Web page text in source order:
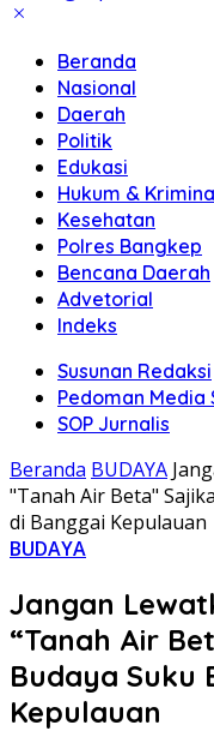
Beranda
Nasional
Daerah
Politik
Edukasi
Hukum &
Kesehatan
Polres Bangkep
Bencana Daerah
Advetorial
Indeks
Susunan Redaksi
Pedoman Media
SOP Jurnalis
Beranda BUDAYA
"Tanah Air Beta"
di Banggai Kepulauan
BUDAYA
Jangan
“Tanah Air
Budaya Suku
Kepulauan